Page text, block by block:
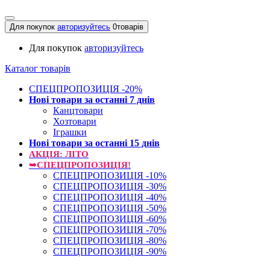
Для покупок авторизуйтесь 0товарів
Для покупок авторизуйтесь
Каталог товарів
СПЕЦПРОПОЗИЦІЯ -20%
Нові товари за останнi 7 днiв
Канцтовари
Хозтовари
Іграшки
Нові товари за останнi 15 днiв
АКЦІЯ: ЛІТО
➥СПЕЦПРОПОЗИЦІЯ!
СПЕЦПРОПОЗИЦІЯ -10%
СПЕЦПРОПОЗИЦІЯ -30%
СПЕЦПРОПОЗИЦІЯ -40%
СПЕЦПРОПОЗИЦІЯ -50%
СПЕЦПРОПОЗИЦІЯ -60%
СПЕЦПРОПОЗИЦІЯ -70%
СПЕЦПРОПОЗИЦІЯ -80%
СПЕЦПРОПОЗИЦІЯ -90%